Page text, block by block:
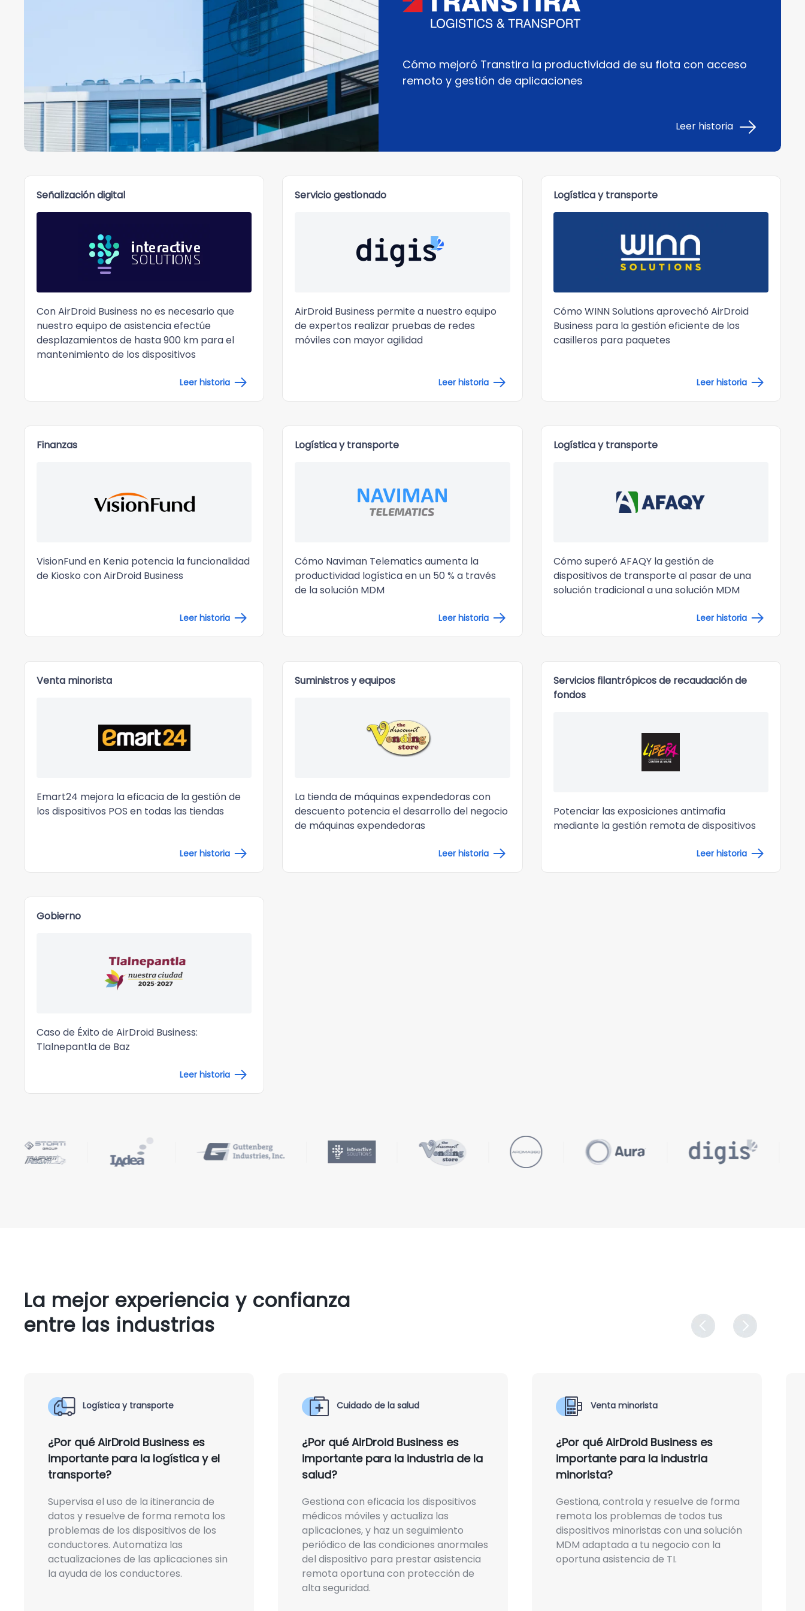
Cómo mejoró Transtira la productividad de su flota con acceso
remoto y gestión de aplicaciones
Leer historia
Señalización digital
Con AirDroid Business no es necesario que
nuestro equipo de asistencia efectúe
desplazamientos de hasta 900 km para el
mantenimiento de los dispositivos
Leer historia
Servicio gestionado
AirDroid Business permite a nuestro equipo
de expertos realizar pruebas de redes
móviles con mayor agilidad
Leer historia
Logística y transporte
Cómo WINN Solutions aprovechó AirDroid
Business para la gestión eficiente de los
casilleros para paquetes
Leer historia
Finanzas
VisionFund en Kenia potencia la funcionalidad
de Kiosko con AirDroid Business
Leer historia
Logística y transporte
Cómo Naviman Telematicsaumenta la
productividad logística en un 50 %a través
de la solución MDM
Leer historia
Logística y transporte
Cómo superó AFAQY la gestión de
dispositivos de transporte al pasar de una
solución tradicional a una solución MDM
Leer historia
Venta minorista
Emart24 mejora la eficacia de la gestión de
los dispositivos POS en todas las tiendas
Leer historia
Suministros y equipos
La tienda de máquinas expendedoras con
descuento potencia el desarrollo del negocio
de máquinas expendedoras
Leer historia
Servicios filantrópicos de recaudación de
fondos
Potenciar las exposiciones antimafia
mediante la gestión remota de dispositivos
Leer historia
Gobierno
Caso de Éxito de AirDroid Business:
Tlalnepantla de Baz
Leer historia
La mejor experiencia y confianza
entre las industrias
Logística y transporte
¿Por qué AirDroid Business es
importante para la logística y el
transporte?
Supervisa el uso de la itinerancia de
datos y resuelve de forma remota los
problemas de los dispositivos de los
conductores. Automatiza las
actualizaciones de las aplicaciones sin
la ayuda de los conductores.
Cuidado de la salud
¿Por qué AirDroid Business es
importante para la industria de la
salud?
Gestiona con eficacia los dispositivos
médicos móviles y actualiza las
aplicaciones, y haz un seguimiento
periódico de las condiciones anormales
del dispositivo para prestar asistencia
remota oportuna con protección de
alta seguridad.
Venta minorista
¿Por qué AirDroid Business es
importante para la industria
minorista?
Gestiona, controla y resuelve de forma
remota los problemas de todos tus
dispositivos minoristas con una solución
MDM adaptada a tu negocio con la
oportuna asistencia de TI.